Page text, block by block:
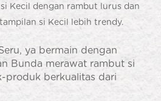
Kecil dengan rambut lurus dan
si Kecil lebih trendy.
ya bermain dengan
Bunda merawat rambut si
produk berkualitas dari